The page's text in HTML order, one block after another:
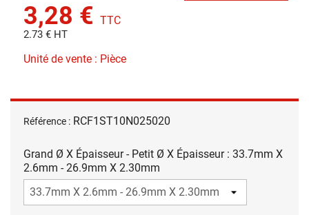
3,28 € TTC
2.73 € HT
Unité de vente : Pièce
Référence : RCF1ST10N025020
Grand Ø X Épaisseur - Petit Ø X Épaisseur : 33.7mm X
2.6mm - 26.9mm X 2.30mm